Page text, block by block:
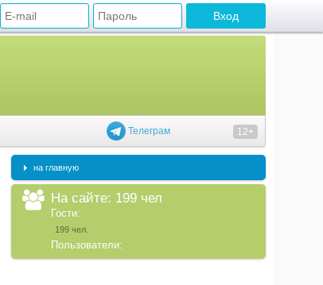
Телеграм 12+
на главную
На сайте: 199 чел
Гости:
199 чел.
Пользователи: